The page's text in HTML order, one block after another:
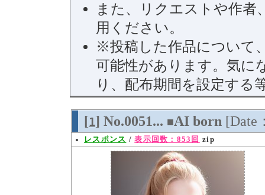
また、リクエストや作者
用ください。
※投稿した作品について
可能性があります。気に
り、配布期間を設定する
[1] No.0051... ■AI born [Date
レスポンス /表示回数：853回 zip